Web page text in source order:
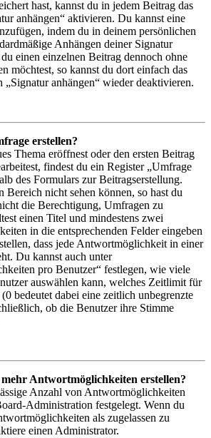
hast, kannst du in jedem Beitrag das
anhängen“ aktivieren. Du kannst eine
indem du in deinem persönlichen
Anhängen deiner Signatur
einen einzelnen Beitrag dennoch ohne
möchtest, so kannst du dort einfach das
anhängen“ wieder deaktivieren.
erstellen?
Thema eröffnest oder den ersten Beitrag
findest du ein Register „Umfrage
des Formulars zur Beitragserstellung.
Bereich nicht sehen können, so hast du
die Berechtigung, Umfragen zu
einen Titel und mindestens zwei
in die entsprechenden Felder eingeben
dass jede Antwortmöglichkeit in einer
Du kannst auch unter
pro Benutzer“ festlegen, wie viele
auswählen kann, welches Zeitlimit für
bedeutet dabei eine zeitlich unbegrenzte
ob die Benutzer ihre Stimme
Antwortmöglichkeiten erstellen?
Anzahl von Antwortmöglichkeiten
Administration festgelegt. Wenn du
als zugelassen zu
einen Administrator.